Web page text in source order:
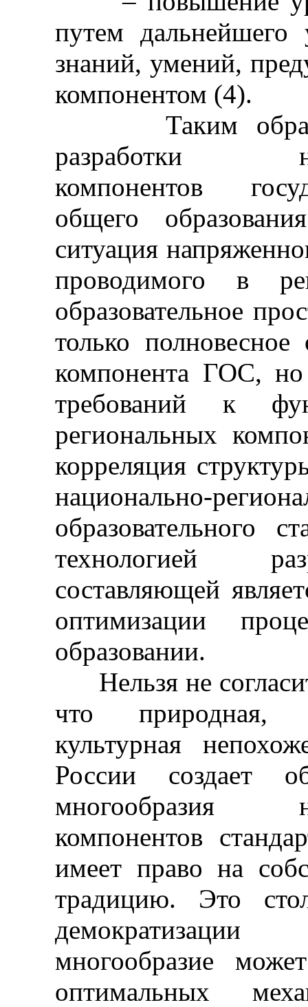
путем дальнейшего
знаний, умений,
компонентом (4).
Таким
разработки
компонентов
общего
ситуация
проводимого в
образовательное
только полновесное
компонента ГОС, но
требований к
региональных
корреляция
национально-
образовательного
технологией
составляющей
оптимизации
образовании.
Нельзя не
что природная,
культурная
России создает
многообразия
компонентов
имеет право на
традицию. Это
многообразие
оптимальных